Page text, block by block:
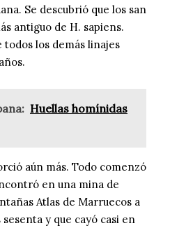
Se descubrió que los san
antiguo de H. sapiens.
todos los demás linajes
Huellas homínidas
aún más. Todo comenzó
en una mina de
Atlas de Marruecos a
y que cayó casi en